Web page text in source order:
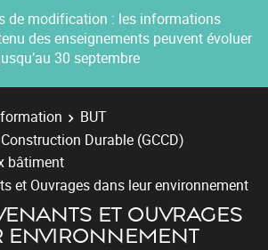
de modification : les informations
des enseignements peuvent évoluer
30 septembre
BUT
Durable (GCCD)
bâtiment
et Ouvrages dans leur environnement
ET OUVRAGES
ENVIRONNEMENT